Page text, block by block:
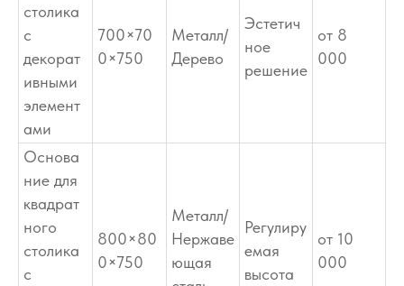
столика
с
декорат
ивными
элемент
ами
700×70
0×750
Металл/
Дерево
Эстетич
ное
решение
от 8
000
Основа
ние для
квадрат
ного
столика
с
800×80
0×750
Металл/
Нержаве
ющая
Регулиру
емая
высота
от 10
000